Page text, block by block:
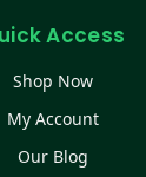
Access
Shop Now
My Account
Our Blog